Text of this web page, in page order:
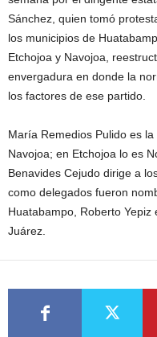
Sánchez, quien tomó
los municipios de
Etchojoa y Navojoa,
envergadura en donde la
los factores de ese partido.
María Remedios Pulido es
Navojoa; en Etchojoa lo es
Benavides Cejudo dirige a
como delegados fueron
Huatabampo, Roberto Yepiz
Juárez.